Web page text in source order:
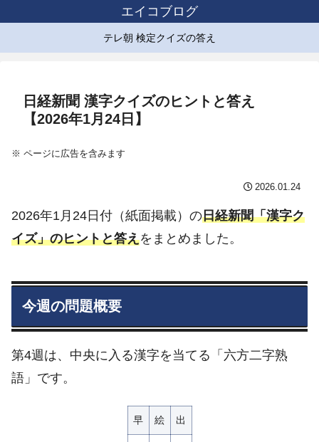
エイコブログ
テレ朝 検定クイズの答え
日経新聞 漢字クイズのヒントと答え
【2026年1月24日】
※ ページに広告を含みます
2026.01.24
2026年1月24日付（紙面掲載）の日経新聞「漢字ク
イズ」のヒントと答えをまとめました。
今週の問題概要
第4週は、中央に入る漢字を当てる「六方二字熟
語」です。
早 絵 出